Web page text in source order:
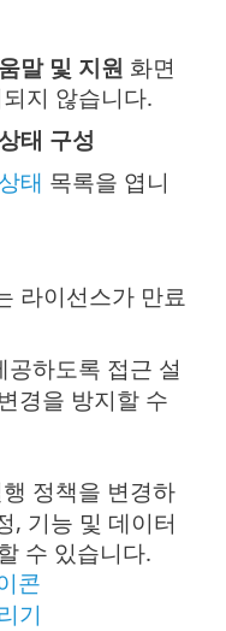
말 및 지원 화면
지 않습니다.
태 구성
태 목록을 엽니
라이선스가 만료
하도록 접근 설
경을 방지할 수
행 정책을 변경하
, 기능 및 데이터
수 있습니다.
콘
기